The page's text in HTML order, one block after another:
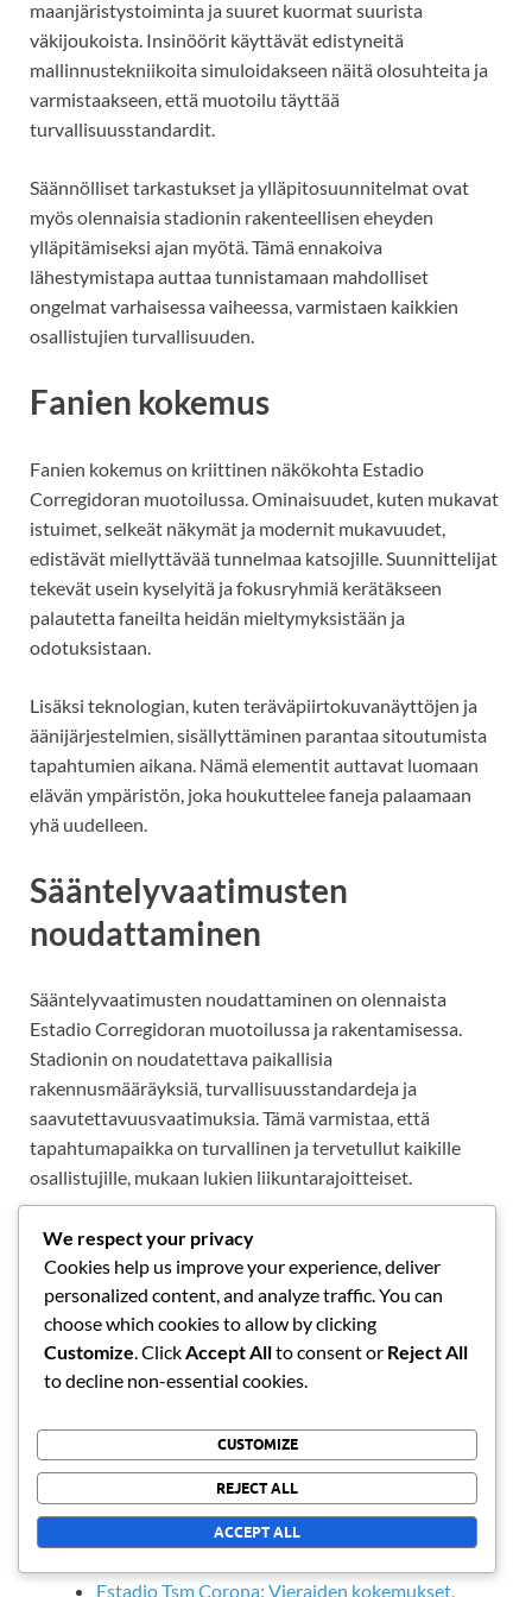
maanjäristystoiminta ja suuret kuormat suurista
väkijoukoista. Insinöörit käyttävät edistyneitä
mallinnustekniikoita simuloidakseen näitä olosuhteita ja
varmistaakseen, että muotoilu täyttää
turvallisuusstandardit.
Säännölliset tarkastukset ja ylläpitosuunnitelmat ovat
myös olennaisia stadionin rakenteellisen eheyden
ylläpitämiseksi ajan myötä. Tämä ennakoiva
lähestymistapa auttaa tunnistamaan mahdolliset
ongelmat varhaisessa vaiheessa, varmistaen kaikkien
osallistujien turvallisuuden.
Fanien kokemus
Fanien kokemus on kriittinen näkökohta Estadio
Corregidoran muotoilussa. Ominaisuudet, kuten mukavat
istuimet, selkeät näkymät ja modernit mukavuudet,
edistävät miellyttävää tunnelmaa katsojille. Suunnittelijat
tekevät usein kyselyitä ja fokusryhmiä kerätäkseen
palautetta faneilta heidän mieltymyksistään ja
odotuksistaan.
Lisäksi teknologian, kuten teräväpiirtokuvanäyttöjen ja
äänijärjestelmien, sisällyttäminen parantaa sitoutumista
tapahtumien aikana. Nämä elementit auttavat luomaan
elävän ympäristön, joka houkuttelee faneja palaamaan
yhä uudelleen.
Sääntelyvaatimusten
noudattaminen
Sääntelyvaatimusten noudattaminen on olennaista
Estadio Corregidoran muotoilussa ja rakentamisessa.
Stadionin on noudatettava paikallisia
rakennusmääräyksiä, turvallisuusstandardeja ja
saavutettavuusvaatimuksia. Tämä varmistaa, että
tapahtumapaikka on turvallinen ja tervetullut kaikille
osallistujille, mukaan lukien liikuntarajoitteiset.
Tiivis yhteistyö paikallisten viranomaisten kanssa
suunnitteluprosessin aikana auttaa tunnistamaan
mahdolliset vaatimustenmukaisuusongelmat varhaisessa
vaiheessa. Tämä yhteistyö voi nopeuttaa hyväksyntöjä ja
minimoida viivästyksiä rakentamisessa, mikä lopulta
johtaa onnistuneeseen projektin valmistumiseen.
Aiheeseen liittyvät
Estadio Akron: Vieraiden kokemukset, Palvelut,
Estadio Tsm Corona: Vieraiden kokemukset,
We respect your privacy
Cookies help us improve your experience, deliver
personalized content, and analyze traffic. You can
choose which cookies to allow by clicking
Customize . Click Accept Allto consent or Reject All
to decline non-essential cookies.
CUSTOMIZE
REJECT ALL
ACCEPT ALL